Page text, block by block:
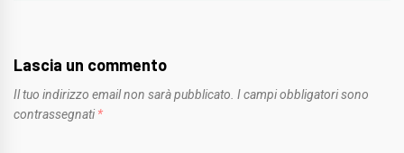
Lascia un commento
Il tuo indirizzo email non sarà pubblicato. I campi obbligatori sono
contrassegnati *